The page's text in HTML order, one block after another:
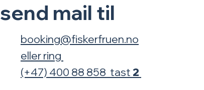
send mail til
booking@fiskerfruen.no
ellerring
(+47) 400 88 858 tast2